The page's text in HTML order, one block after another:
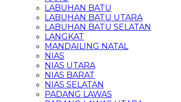
LABUHAN BATU
LABUHAN BATU UTARA
LABUHAN BATU SELATAN
LANGKAT
MANDAILING NATAL
NIAS
NIAS UTARA
NIAS BARAT
NIAS SELATAN
PADANG LAWAS